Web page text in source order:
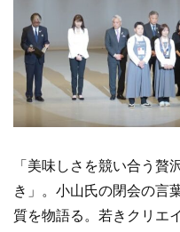
「美味しさを競い合う贅
き」。小山氏の閉会の言
質を物語る。若きクリエ